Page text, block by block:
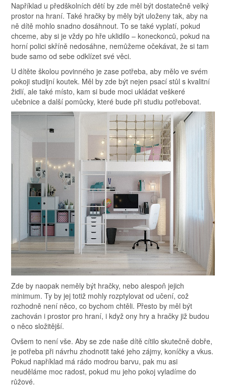
Například u předškolních dětí by zde měl být dostatečně velký
prostor na hraní. Také hračky by měly být uloženy tak, aby na
ně dítě mohlo snadno dosáhnout. To se také vyplatí, pokud
chceme, aby si je vždy po hře uklidilo – koneckonců, pokud na
horní polici skříně nedosáhne, nemůžeme očekávat, že si tam
bude samo od sebe odklízet své věci.
U dítěte školou povinného je zase potřeba, aby mělo ve svém
pokoji studijní koutek. Měl by zde být nejen psací stůl s kvalitní
židlí, ale také místo, kam si bude moci ukládat veškeré
učebnice a další pomůcky, které bude při studiu potřebovat.
Zde by naopak neměly být hračky, nebo alespoň jejich
minimum. Ty by jej totiž mohly rozptylovat od učení, což
rozhodně není něco, co bychom chtěli. Přesto by měl být
zachován i prostor pro hraní, i když ony hry a hračky již budou
o něco složitější.
Ovšem to není vše. Aby se zde naše dítě cítilo skutečně dobře,
je potřeba při návrhu zhodnotit také jeho zájmy, koníčky a vkus.
Pokud například má rádo modrou barvu, pak mu asi
neuděláme moc radost, pokud mu jeho pokoj vyladíme do
růžové.